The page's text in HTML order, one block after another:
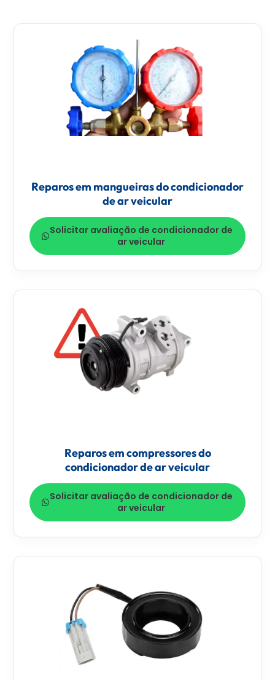
Reparos em mangueiras do condicionador
de ar veicular
Solicitar avaliação de condicionador de
ar veicular
Reparos em compressores do
condicionador de ar veicular
Solicitar avaliação de condicionador de
ar veicular